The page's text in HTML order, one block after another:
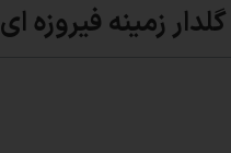
زمینه فیروزه ای